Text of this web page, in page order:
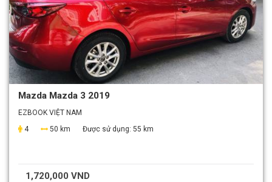
Mazda Mazda 3 2019
EZBOOK VIỆT NAM
4
50 km Được sử dụng: 55 km
1,720,000 VND